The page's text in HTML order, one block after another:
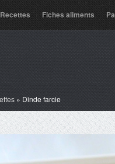
Recettes Fiches aliments
» Dinde farcie